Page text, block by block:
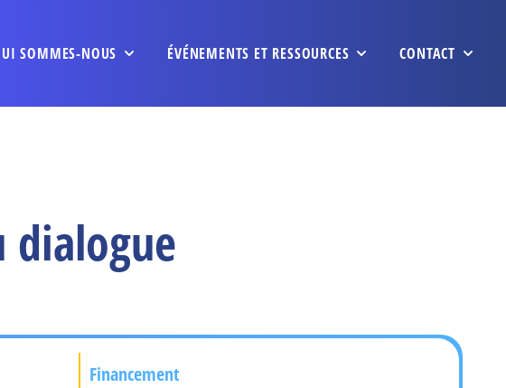
SOMMES-NOUS ÉVÉNEMENTS ET RESSOURCES CONTACT
dialogue
Financement